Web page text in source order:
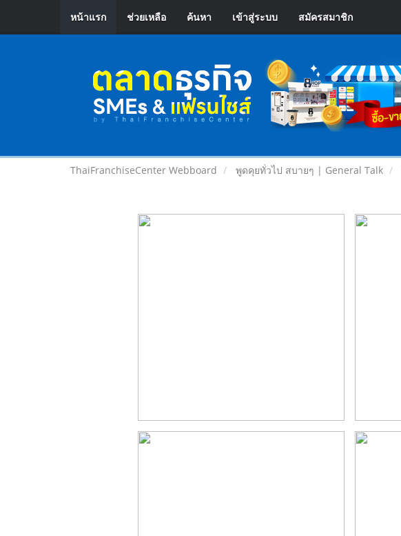
หน้าแรก ช่วยเหลือ ค้นหา เข้าสู่ระบบ สมัครสมาชิก
ThaiFranchiseCenter Webboard พูดคุยทั่วไป สบายๆ | General Talk